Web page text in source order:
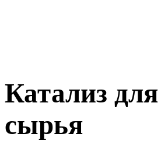
Катализ
сырья